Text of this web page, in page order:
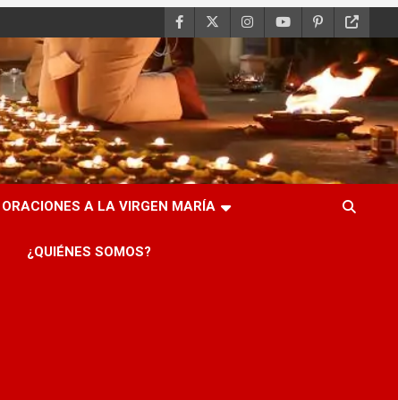
ORACIONES A LA VIRGEN MARÍA
¿QUIÉNES SOMOS?